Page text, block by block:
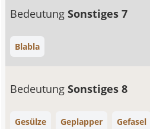
BedeutungSonstiges 7
Blabla
BedeutungSonstiges 8
Gesülze Geplapper Gefasel